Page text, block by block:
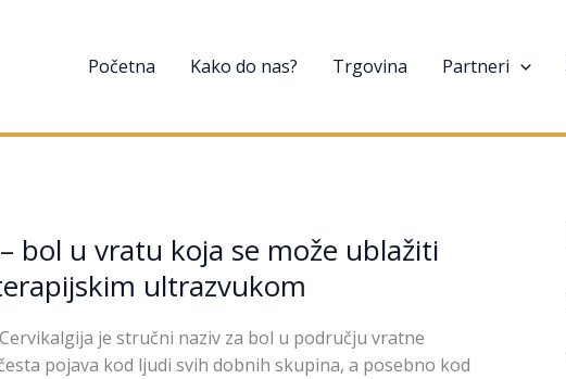
Početna Kako do nas? Trgovina Partneri
bol u vratu koja se može ublažiti
ultrazvukom
je stručni naziv za bol u području vratne
pojava kod ljudi svih dobnih skupina, a posebno kod